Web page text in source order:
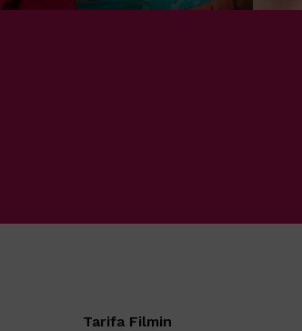
Tarifa Filmin